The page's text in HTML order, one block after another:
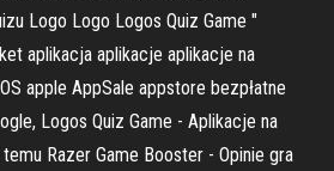
Logo Logo Logos Quiz Game "
aplikacja aplikacje aplikacje na
apple AppSale appstore bezpłatne
Logos Quiz Game - Aplikacje na
Razer Game Booster - Opinie gra